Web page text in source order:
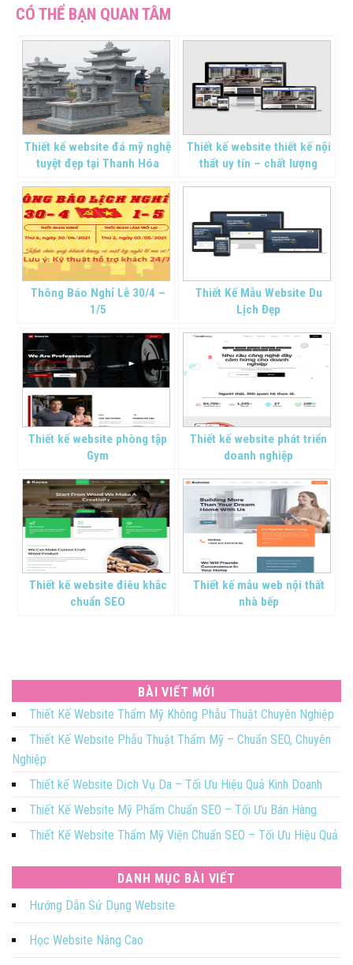
Thiết kế website đá mỹ nghệ
tuyệt đẹp tại Thanh Hóa
Thiết kế website thiết kế nội
thất uy tín – chất lượng
Thông Báo Nghỉ Lễ 30/4 –
1/5
Thiết Kế Mẫu Website Du
Lịch Đẹp
Thiết kế website phòng tập
Gym
Thiết kế website phát triển
doanh nghiệp
Thiết kế website điêu khắc
chuẩn SEO
Thiết kế mẫu web nội thất
nhà bếp
BÀI VIẾT MỚI
Thiết Kế Website Thẩm Mỹ Không Phẫu Thuật Chuyên Nghiệp
Thiết Kế Website Phẫu Thuật Thẩm Mỹ – Chuẩn SEO, Chuyên
Nghiệp
Thiết kế Website Dịch Vụ Da – Tối Ưu Hiệu Quả Kinh Doanh
Thiết Kế Website Mỹ Phẩm Chuẩn SEO – Tối Ưu Bán Hàng
Thiết Kế Website Thẩm Mỹ Viện Chuẩn SEO – Tối Ưu Hiệu Quả
DANH MỤC BÀI VIẾT
Hướng Dẫn Sử Dụng Website
Học Website Nâng Cao